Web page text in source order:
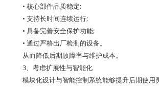
• 核心部件品质稳定;
• 支持长时间连续运行;
• 具备完善安全保护功能;
• 通过严格出厂检测的设备。
从而降低后期故障率与维护成本。
3、考虑扩展性与智能化
模块化设计与智能控制系统能够提升后期使用灵